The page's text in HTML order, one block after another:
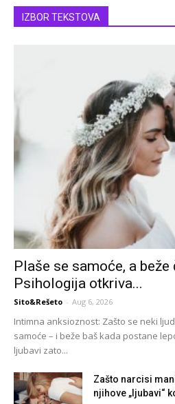
IZBOR TEKSTOVA
Plaše se samoće, a
Psihologija otkriva...
Sito&Rešeto - Aug 6, 2026
Intimna anksioznost: Zašto se neki
samoće – i beže baš kada postane
ljubavi zato...
Zašto narcisi
njihove „ljubavi“